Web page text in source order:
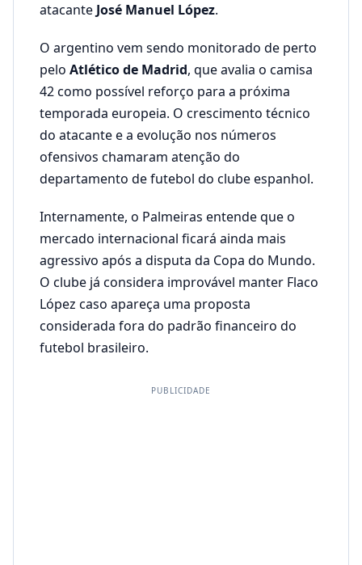
atacante José Manuel López.
O argentino vem sendo monitorado de perto
pelo Atlético de Madrid, que avalia o camisa
42 como possível reforço para a próxima
temporada europeia. O crescimento técnico
do atacante e a evolução nos números
ofensivos chamaram atenção do
departamento de futebol do clube espanhol.
Internamente, o Palmeiras entende que o
mercado internacional ficará ainda mais
agressivo após a disputa da Copa do Mundo.
O clube já considera improvável manter Flaco
López caso apareça uma proposta
considerada fora do padrão financeiro do
futebol brasileiro.
PUBLICIDADE